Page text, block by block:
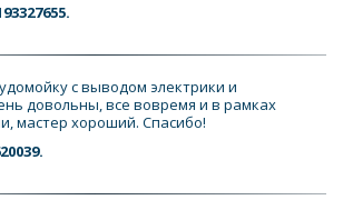
с выводом электрики и
довольны, все вовремя и в рамках
мастер хороший. Спасибо!